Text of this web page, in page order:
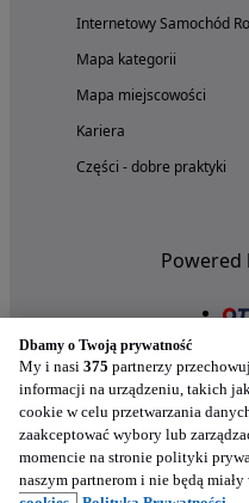
Internetowy Samochód
Mapa kategorii
Mapa miejscowości
Kariera
Części - dobre praktyki
Powered
Dbamy o Twoją prywatność
My i nasi 375 partnerzy
informacji na urządzeniu, takich
cookie w celu przetwarzania
zaakceptować wybory lub
momencie na stronie polityki
naszym partnerom i nie będą